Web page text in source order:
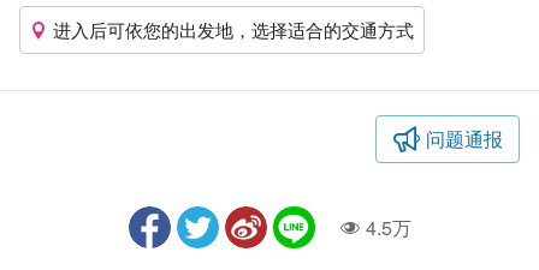
进入后可依您的出发地，选择适合的交通方式
问题通报
人气4.5万